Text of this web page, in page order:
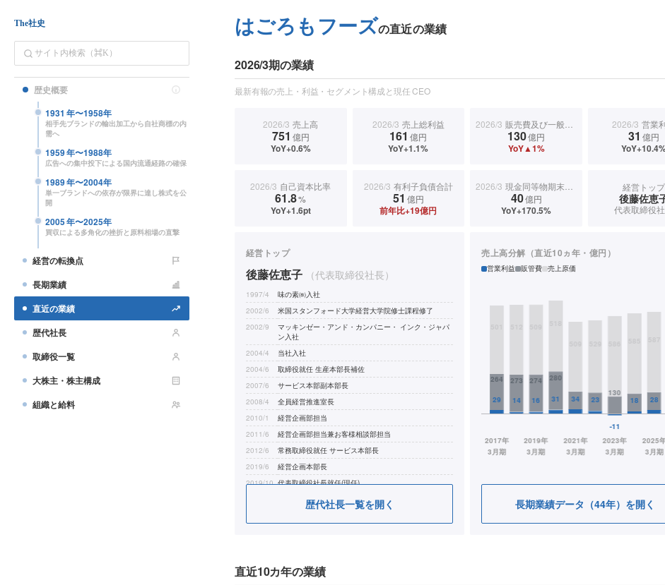
The社史
歴史概要
1931 年〜1958年
相手先ブランドの輸出加工から自社商標の内
需へ
1959年〜1988年
広告への集中投下による国内流通経路の確保
1989年〜2004年
単一ブランドへの依存が限界に達し株式を公
開
2005年〜2025年
買収による多角化の挫折と原料相場の直撃
経営の転換点
長期業績
直近の業績
歴代社長
取締役一覧
大株主・株主構成
組織と給料
はごろもフーズの直近の業績
2026/3期の業績
最新有報の売上・利益・セグメント構成と現任 CEO
2026/3 売上高
751 億円
YoY+0.6%
2026/3 売上総利益
161 億円
YoY+1.1%
2026/3 販売費及び一般管理費
130億円
YoY▲1%
2026/3 営業
31 億円
2026/3 自己資本比率
61.8%
YoY+1.6pt
2026/3 有利子負債合計
51 億円
前年比+19億円
2026/3 現金同等物期末残高
40億円
YoY+170.5%
経営トップ
後藤佐恵
代表取締役
経営トップ
後藤佐恵子 （代表取締役社長）
1997/4
味の素㈱入社
2002/6
米国スタンフォード大学経営大学院修士課程修了
2002/9
マッキンゼー・アンド・カンパニー・ インク・ジャパ
ン入社
2004/4
当社入社
2004/6
取締役就任 生産本部長補佐
2007/6
サービス本部副本部長
2008/4
全員経営推進室長
2010/1
経営企画部担当
2011/6
経営企画部担当兼お客様相談部担当
2012/6
常務取締役就任 サービス本部長
2019/6
経営企画本部長
2019/10 代表取締役社長就任(現任)
(公財)はごろも教育研究奨励会理事就任(現任)
歴代社長一覧を開く
売上高分解（直近10ヵ年・億円）
営業利益 販管費 売上原価
長期業績データ（44年）を開く
直近10カ年の業績